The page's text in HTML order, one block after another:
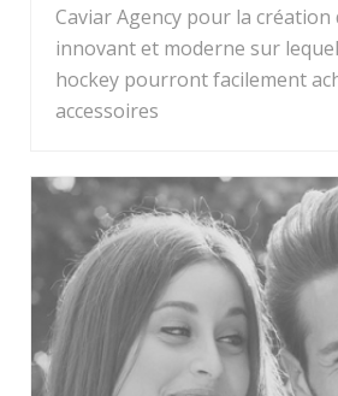
Caviar Agency pour la création
innovant et moderne sur
hockey pourront facilement
accessoires